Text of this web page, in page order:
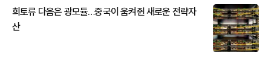
희토류 다음은 광모듈…중국이 움켜쥔 새로운 전략자
산